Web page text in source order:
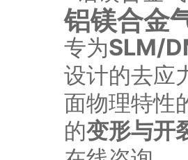
铝镁合金
专为SLM/
设计的去应
面物理特性
的变形与开